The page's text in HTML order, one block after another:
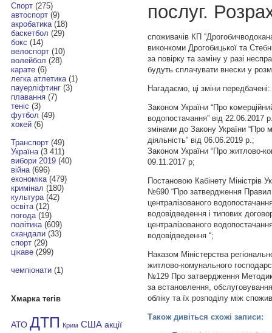
Спорт(275)
автоспорт(9)
акробатика(18)
баскетбол (29)
бокс (14)
велоспорт(10)
волейбол (28)
карате(6)
легка атлетика(1)
пауерліфтинг(3)
плавання(7)
теніс (3)
футбол (49)
хокей(6)
Транспорт(49)
Україна(3 411)
вибори 2019(40)
війна(696)
економіка(479)
кримінал (180)
культура(42)
освіта(12)
погода(19)
політика(609)
скандали(33)
спорт(29)
цікаве(299)
чемпіонати(1)
Хмарка тегів
АТО ДТП Крим США акції
послуг.
споживачів КП
виконкоми Дрогобицької та
за повірку та заміну у разі
будуть сплачувати внески у
Нагадаємо, ці зміни передбачені:
Законом України “Про
водопостачання” від 22.06.2017
змінами до Закону України “Про
діяльність” від 06.06.2019 р.;
Законом України “Про житлово-
09.11.2017 р;
Постановою Кабінету Міністрів
№690 “Про затвердження
централізованого
водовідведення і типових
централізованого
водовідведення “;
Наказом Міністерства
житлово-комунального
№129 Про затвердження
за встановлення,
обліку та їх розподілу між
Також дивіться схожі записи: